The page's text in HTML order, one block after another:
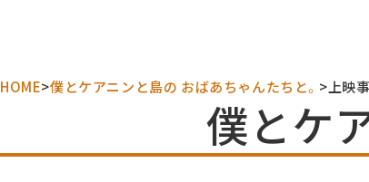
HOME 僕とケアニンと島の おばあちゃんたちと。 上映
僕とケ